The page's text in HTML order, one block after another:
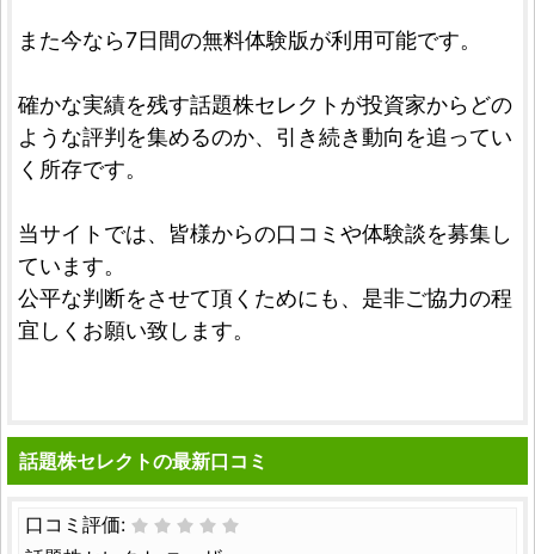
また今なら7日間の無料体験版が利用可能です。
確かな実績を残す話題株セレクトが投資家からどの
ような評判を集めるのか、引き続き動向を追ってい
く所存です。
当サイトでは、皆様からの口コミや体験談を募集し
ています。
公平な判断をさせて頂くためにも、是非ご協力の程
宜しくお願い致します。
話題株セレクトの最新口コミ
口コミ評価: